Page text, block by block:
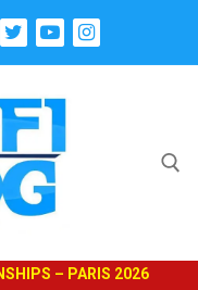
– PARIS 2026